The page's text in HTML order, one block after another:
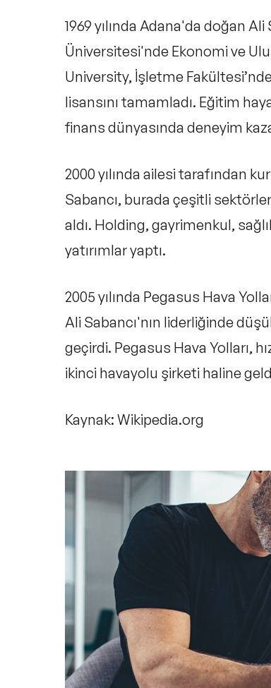
1969 yılında Adana'da doğan
Üniversitesi'nde Ekonomi ve
University, İşletme
lisansını tamamladı. Eğitim
finans dünyasında deneyim
2000 yılında ailesi tarafından
Sabancı, burada çeşitli
aldı. Holding, gayrimenkul,
yatırımlar yaptı.
2005 yılında Pegasus Hava
Ali Sabancı'nın liderliğinde
geçirdi. Pegasus Hava Yolları,
ikinci havayolu şirketi haline
Kaynak: Wikipedia.org